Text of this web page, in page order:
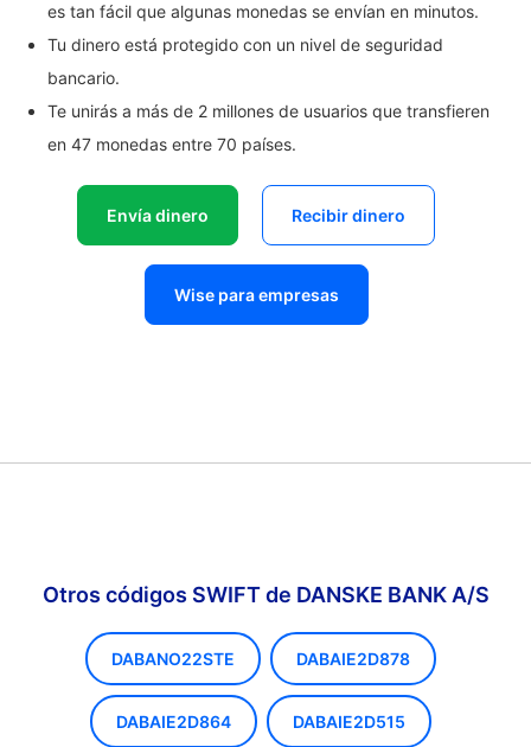
es tan fácil que algunas monedas se envían en minutos.
Tu dinero está protegido con un nivel de seguridad
bancario.
Te unirás a más de 2 millones de usuarios que transfieren
en 47 monedas entre 70 países.
Envía dinero Recibir dinero
Wise para empresas
Otros códigos SWIFT de DANSKE BANK A/S
DABANO22STE DABAIE2D878
DABAIE2D864 DABAIE2D515